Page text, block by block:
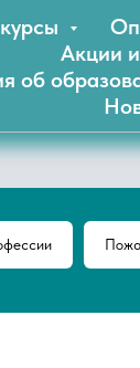
Акции
об